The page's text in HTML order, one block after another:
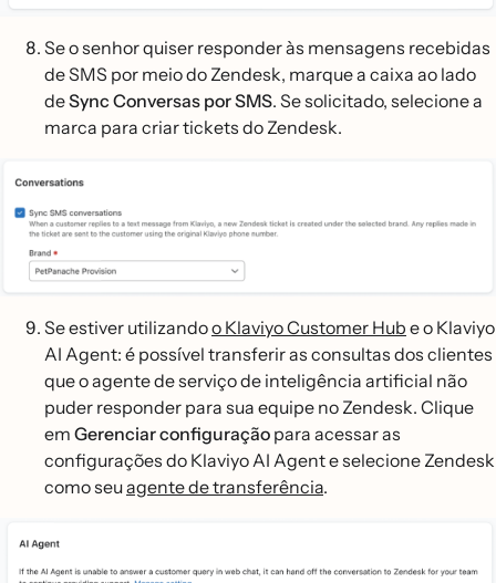
Se o senhor quiser responder às mensagens recebidas
de SMS por meio do Zendesk, marque a caixa ao lado
deSync Conversas por SMS. Se solicitado, selecione a
marca para criar tickets do Zendesk.
Se estiver utilizandoo Klaviyo Customer Hub e o Klaviyo
AI Agent: é possível transferir as consultas dos clientes
que o agente de serviço de inteligência artificial não
puder responder para sua equipe no Zendesk. Clique
em Gerenciar configuração para acessar as
configurações do Klaviyo AI Agent e selecione Zendesk
como seuagente de transferência.